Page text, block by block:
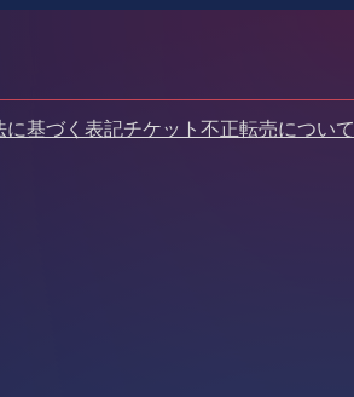
に基づく表記チケット不正転売について